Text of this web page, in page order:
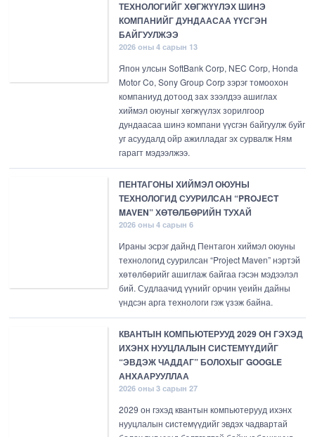
ТЕХНОЛОГИЙГ ХӨГЖҮҮЛЭХ ШИНЭ
КОМПАНИЙГ ДУНДААСАА ҮҮСГЭН
БАЙГУУЛЖЭЭ
2026 оны 4 сарын 13
Япон улсын SoftBank Corp, NEC Corp, Honda
Motor Co, Sony Group Corp зэрэг томоохон
компаниуд дотоод зах зээлдээ ашиглах
хиймэл оюуныг хөгжүүлэх зорилгоор
дундаасаа шинэ компани үүсгэн байгуулж буйг
уг асуудалд ойр ажилладаг эх сурвалж Ням
гарагт мэдээлжээ.
ПЕНТАГОНЫ ХИЙМЭЛ ОЮУНЫ
ТЕХНОЛОГИД СУУРИЛСАН “PROJECT
MAVEN” ХӨТӨЛБӨРИЙН ТУХАЙ
2026 оны 4 сарын 6
Ираны эсрэг дайнд Пентагон хиймэл оюуны
технологид суурилсан “Project Maven” нэртэй
хөтөлбөрийг ашиглаж байгаа гэсэн мэдээлэл
бий. Судлаачид үүнийг орчин үеийн дайны
үндсэн арга технологи гэж үзэж байна.
КВАНТЫН КОМПЬЮТЕРУУД 2029 ОН ГЭХЭД
ИХЭНХ НУУЦЛАЛЫН СИСТЕМҮҮДИЙГ
“ЭВДЭЖ ЧАДДАГ” БОЛОХЫГ GOOGLE
АНХААРУУЛЛАА
2026 оны 3 сарын 27
2029 он гэхэд квантын компьютерууд ихэнх
нууцлалын системүүдийг эвдэх чадвартай